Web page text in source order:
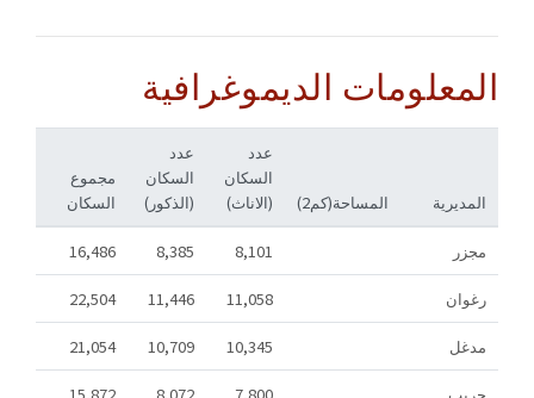
‌المعلومات الديموغرافية
المديرية المساحة(كم2)
عدد
السكان
(الاناث)
عدد
السكان
(الذكور)
مجموع
السكان
مجزر 8,101
8,385
16,486
رغوان 11,058
11,446
22,504
مدغل 10,345
10,709
21,054